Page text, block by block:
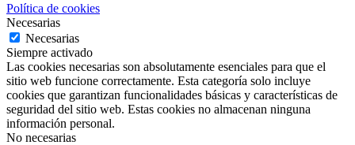
Política de cookies
Necesarias
Necesarias
Siempre activado
Las cookies necesarias son absolutamente esenciales para que el
sitio web funcione correctamente. Esta categoría solo incluye
cookies que garantizan funcionalidades básicas y características de
seguridad del sitio web. Estas cookies no almacenan ninguna
información personal.
No necesarias